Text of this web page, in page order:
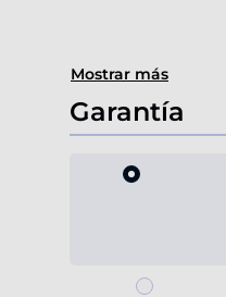
Mostrar más
Garantía